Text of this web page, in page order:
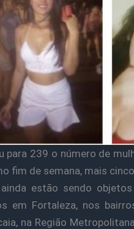
para 239 o número de
fim de semana, mais
estão sendo
em Fortaleza, nos
na Região